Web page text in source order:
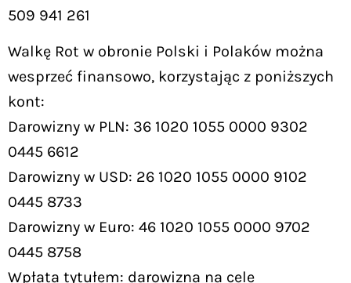
509 941 261
Walkę Rot w obronie Polski i Polaków można
wesprzeć finansowo, korzystając z poniższych
kont:
Darowizny w PLN: 36 1020 1055 0000 9302
0445 6612
Darowizny w USD: 26 1020 1055 0000 9102
0445 8733
Darowizny w Euro: 46 1020 1055 0000 9702
0445 8758
Wpłata tytułem: darowizna na cele